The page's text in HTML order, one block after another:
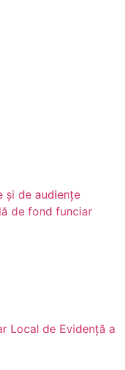
și de audiențe
de fond funciar
Local de Evidență a